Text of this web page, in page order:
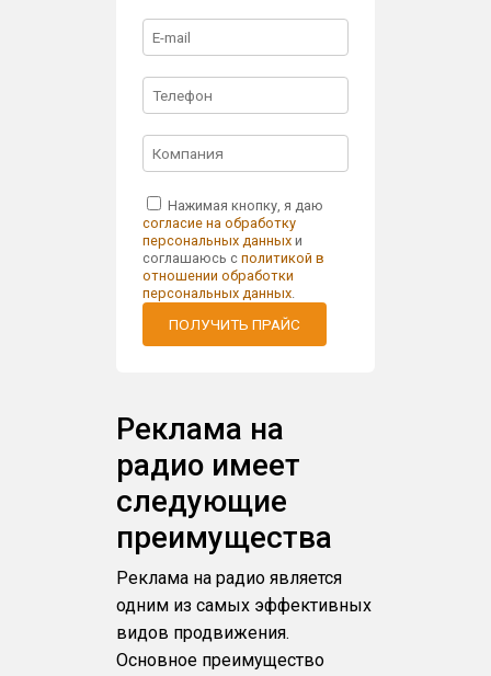
Нажимая кнопку, я даю
согласие на обработку
персональных данных и
соглашаюсь сполитикой в
отношении обработки
персональных данных.
ПОЛУЧИТЬ ПРАЙС
Реклама на
радио имеет
следующие
преимущества
Реклама на радио является
одним из самых эффективных
видов продвижения.
Основное преимущество